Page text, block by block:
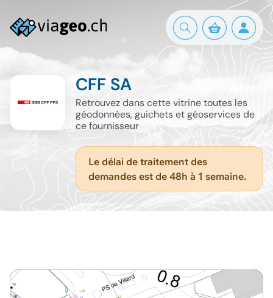
CFF SA
Retrouvez dans cette vitrine toutes les
géodonnées, guichets et géoservices de
ce fournisseur
Le délai de traitement des
demandes est de 48h à 1 semaine.